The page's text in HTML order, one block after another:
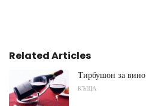
Related Articles
Тирбушон за вино
КЪЩА